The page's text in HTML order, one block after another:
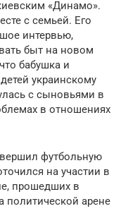
«Динамо».
с семьей. Его
интервью,
быт на новом
бабушка и
украинскому
с сыновьями в
в отношениях
футбольную
на участии в
прошедших в
политической арене